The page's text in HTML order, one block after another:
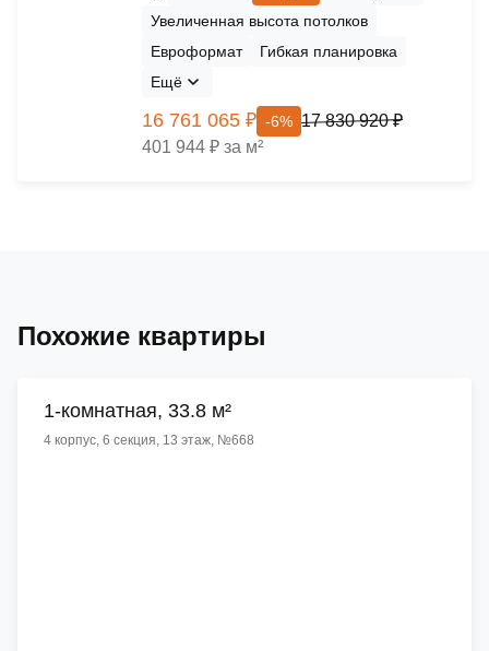
Увеличенная высота потолков
Евроформат
Гибкая планировка
Ещё
16 761 065 ₽ -6% 17 830 920 ₽
401 944 ₽ за м²
Похожие квартиры
1-комнатная, 33.8 м²
4 корпус, 6 секция, 13 этаж, №668